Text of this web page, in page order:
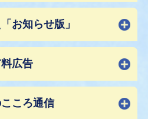
お知らせ版」
広告
ころ通信